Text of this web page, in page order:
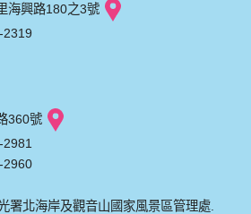
海興路180之3號
2319
360號
2960
署北海岸及觀音山國家風景區管理處.